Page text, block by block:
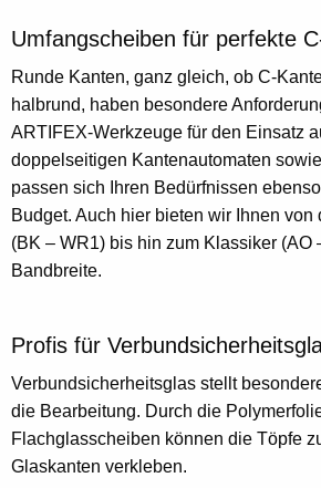
Umfangscheiben für perfekte
Runde Kanten, ganz gleich, ob C-
halbrund, haben besondere
ARTIFEX-Werkzeuge für den Einsatz
doppelseitigen Kantenautomaten
passen sich Ihren Bedürfnissen
Budget. Auch hier bieten wir Ihnen von
(BK – WR1) bis hin zum Klassiker (AO
Bandbreite.
Profis für
Verbundsicherheitsglas stellt
die Bearbeitung. Durch die
Flachglasscheiben können die Töpfe
Glaskanten verkleben.